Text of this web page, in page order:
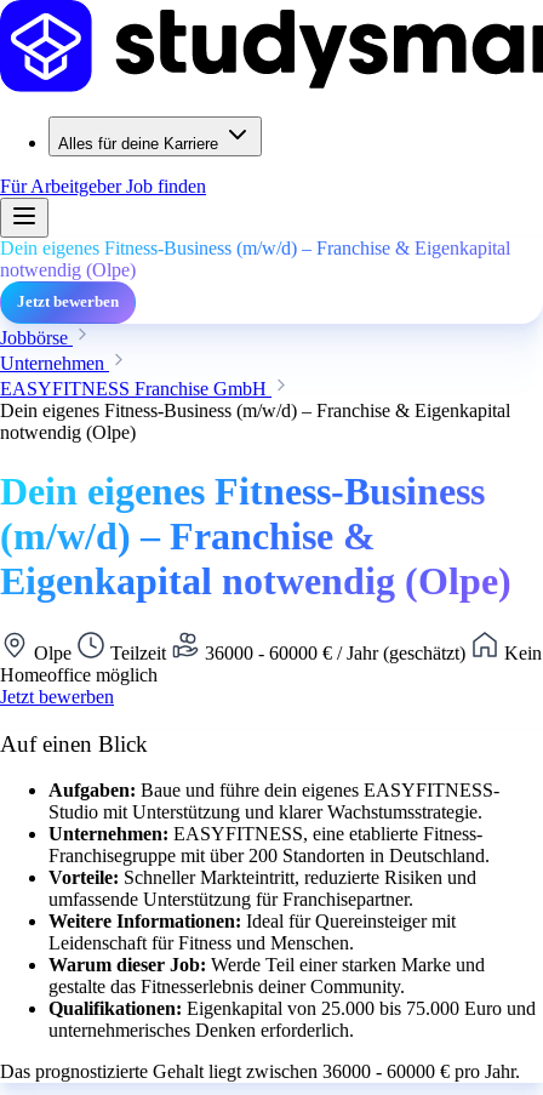
Alles für deine Karriere
Für ArbeitgeberJob finden
Dein eigenes Fitness-Business (m/w/d) – Franchise & Eigenkapital
notwendig (Olpe)
Jetzt bewerben
Jobbörse
Unternehmen
EASYFITNESS Franchise GmbH
Dein eigenes Fitness-Business (m/w/d) – Franchise & Eigenkapital
notwendig (Olpe)
Dein eigenes Fitness-Business
(m/w/d) – Franchise &
Eigenkapital notwendig (Olpe)
Olpe Teilzeit 36000 - 60000 € / Jahr (geschätzt)
Kein
Homeoffice möglich
Jetzt bewerben
Auf einen Blick
Aufgaben: Baue und führe dein eigenes EASYFITNESS-
Studio mit Unterstützung und klarer Wachstumsstrategie.
Unternehmen: EASYFITNESS, eine etablierte Fitness-
Franchisegruppe mit über 200 Standorten in Deutschland.
Vorteile: Schneller Markteintritt, reduzierte Risiken und
umfassende Unterstützung für Franchisepartner.
Weitere Informationen: Ideal für Quereinsteiger mit
Leidenschaft für Fitness und Menschen.
Warum dieser Job: Werde Teil einer starken Marke und
gestalte das Fitnesserlebnis deiner Community.
Qualifikationen: Eigenkapital von 25.000 bis 75.000 Euro und
unternehmerisches Denken erforderlich.
Das prognostizierte Gehalt liegt zwischen 36000 - 60000 € pro Jahr.